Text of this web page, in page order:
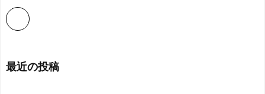
最近の投稿